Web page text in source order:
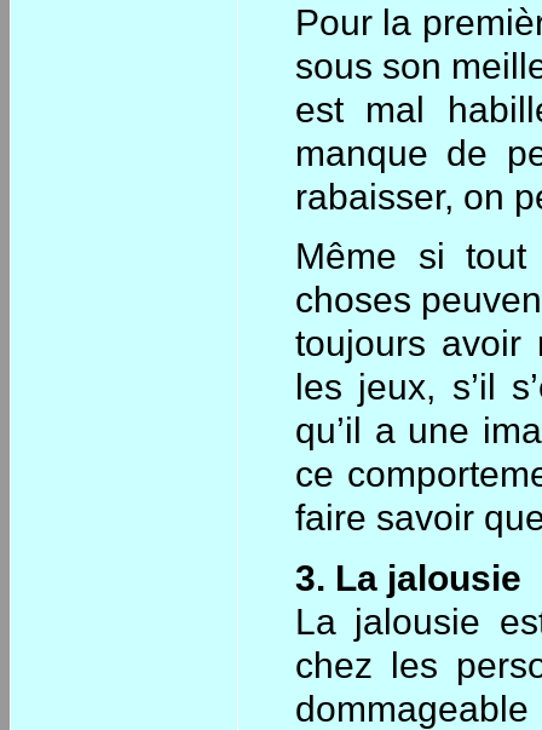
Pour la
sous son
est mal
manque de
rabaisser, on
Même si
choses
toujours avoir
les jeux, s’il
qu’il a une
ce
faire savoir
3. La jalousie
La jalousie
chez les